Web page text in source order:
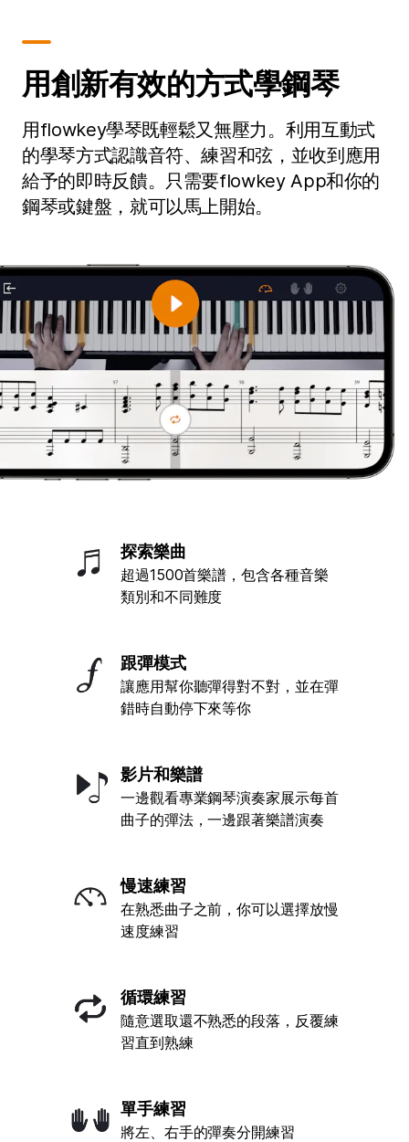
用創新有效的方式學鋼琴
用flowkey學琴既輕鬆又無壓力。利用互動式
的學琴方式認識音符、練習和弦，並收到應用
給予的即時反饋。只需要flowkey App和你的
鋼琴或鍵盤，就可以馬上開始。
探索樂曲
超過1500首樂譜，包含各種音樂
類別和不同難度
跟彈模式
讓應用幫你聽彈得對不對，並在彈
錯時自動停下來等你
影片和樂譜
一邊觀看專業鋼琴演奏家展示每首
曲子的彈法，一邊跟著樂譜演奏
慢速練習
在熟悉曲子之前，你可以選擇放慢
速度練習
循環練習
隨意選取還不熟悉的段落，反覆練
習直到熟練
單手練習
將左、右手的彈奏分開練習